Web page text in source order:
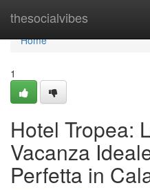
thesocialvibes
Home
Home
1
Hotel Tropea:
Vacanza
Perfetta in